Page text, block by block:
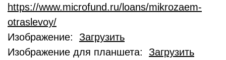
https://www.microfund.ru/loans/mikrozaem-
otraslevoy/
Изображение: Загрузить
Изображение для планшета: Загрузить